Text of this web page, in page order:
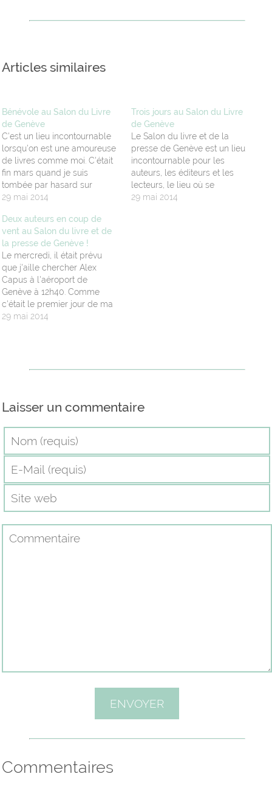
Articles similaires
Bénévole au Salon du Livre
de Genève
C'est un lieu incontournable
lorsqu'on est une amoureuse
de livres comme moi. C'était
fin mars quand je suis
tombée par hasard sur
l'annonce qui était faite par le
de Genève sur leur page
Facebook et qui disait qu'ils
étaient à la recherche de…
29 mai 2014
Trois jours au Salon du Livre
de Genève
Le Salon du livre et de la
presse de Genève est un lieu
incontournable pour les
auteurs, les éditeurs et les
lecteurs, le lieu où se
réunissent tous les
29 mai 2014
Deux auteurs en coup de
vent au Salon du livre et de
la presse de Genève !
Le mercredi, il était prévu
que j'aille chercher Alex
Capus à l'aéroport de
Genève à 12h40. Comme
c'était le premier jour de ma
"mission" de bénévole, j'avais
29 mai 2014
Laisser un commentaire
Commentaires